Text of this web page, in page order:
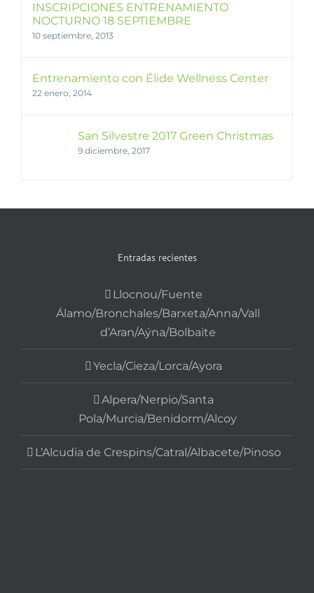
INSCRIPCIONES ENTRENAMIENTO
NOCTURNO 18 SEPTIEMBRE
10 septiembre, 2013
Entrenamiento con Élide Wellness Center
22 enero, 2014
San Silvestre 2017 Green Christmas
9 diciembre, 2017
Entradas recientes
Llocnou/Fuente
Álamo/Bronchales/Barxeta/Anna/Vall
d’Aran/Aýna/Bolbaite
Yecla/Cieza/Lorca/Ayora
Alpera/Nerpio/Santa
Pola/Murcia/Benidorm/Alcoy
L’Alcudia de Crespins/Catral/Albacete/Pinoso